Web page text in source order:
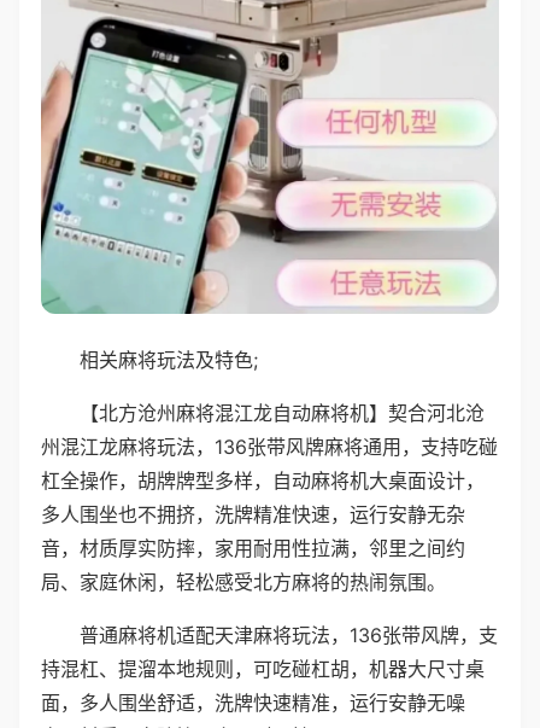
相关麻将玩法及特色;
【北方沧州麻将混江龙自动麻将机】契合河北沧
州混江龙麻将玩法，136张带风牌麻将通用，支持吃碰
杠全操作，胡牌牌型多样，自动麻将机大桌面设计，
多人围坐也不拥挤，洗牌精准快速，运行安静无杂
音，材质厚实防摔，家用耐用性拉满，邻里之间约
局、家庭休闲，轻松感受北方麻将的热闹氛围。
普通麻将机适配天津麻将玩法，136张带风牌，支
持混杠、提溜本地规则，可吃碰杠胡，机器大尺寸桌
面，多人围坐舒适，洗牌快速精准，运行安静无噪